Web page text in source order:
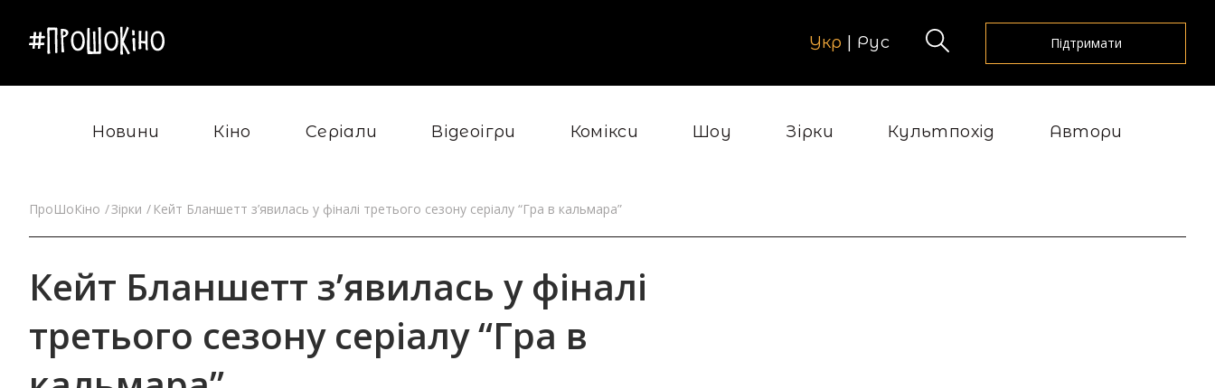
Укр Рус Підтримати
Новини Кіно Серіали Відеоігри Комікси Шоу Зірки Культпохід Автори
ПроШоКіно Зірки Кейт Бланшетт з’явилась у фіналі третього сезону серіалу “Гра в кальмара”
Кейт Бланшетт з’явилась у фіналі
третього сезону серіалу “Гра в